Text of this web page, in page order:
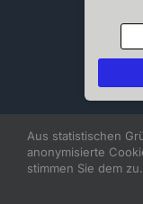
Aus statistischen
anonymisierte
stimmen Sie dem zu.